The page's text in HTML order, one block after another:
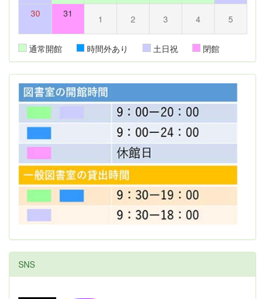
30 31 1 2 3 4 5
通常開館 時間外あり 土日祝 閉館
SNS